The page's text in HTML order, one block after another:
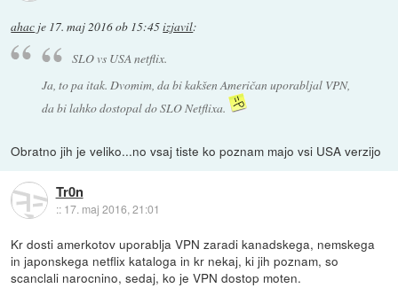
ahac je 17. maj 2016 ob 15:45izjavil:
SLO vs USA netflix.
Ja, to pa itak. Dvomim, da bi kakšen Američan uporabljal VPN,
da bi lahko dostopal do SLO Netflixa.
Obratno jih je veliko...no vsaj tiste ko poznam majo vsi USA verzijo
Tr0n
:: 17. maj 2016, 21:01
Kr dosti amerkotov uporablja VPN zaradi kanadskega, nemskega
in japonskega netflix kataloga in kr nekaj, ki jih poznam, so
scanclali narocnino, sedaj, ko je VPN dostop moten.